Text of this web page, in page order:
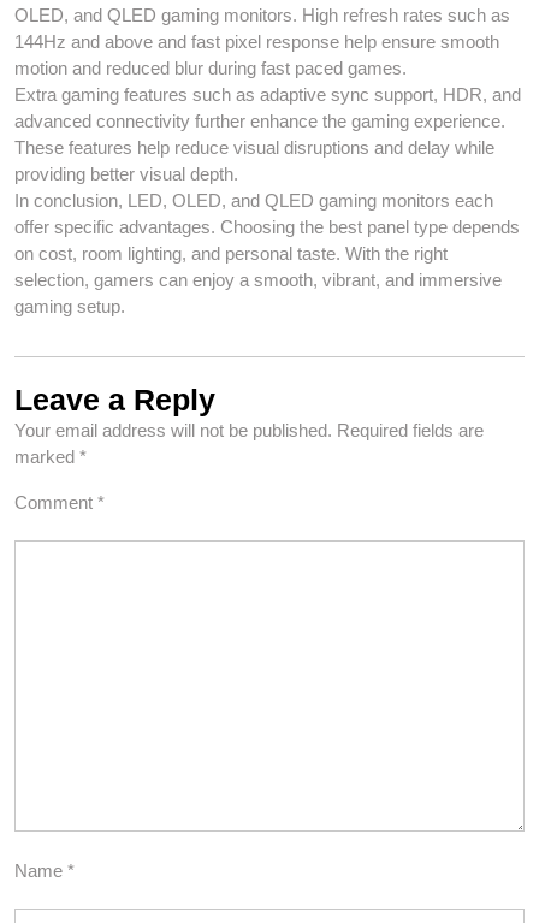
OLED, and QLED gaming monitors. High refresh rates such as
144Hz and above and fast pixel response help ensure smooth
motion and reduced blur during fast paced games.
Extra gaming features such as adaptive sync support, HDR, and
advanced connectivity further enhance the gaming experience.
These features help reduce visual disruptions and delay while
providing better visual depth.
In conclusion, LED, OLED, and QLED gaming monitors each
offer specific advantages. Choosing the best panel type depends
on cost, room lighting, and personal taste. With the right
selection, gamers can enjoy a smooth, vibrant, and immersive
gaming setup.
Leave a Reply
Your email address will not be published. Required fields are
marked *
Comment *
Name *